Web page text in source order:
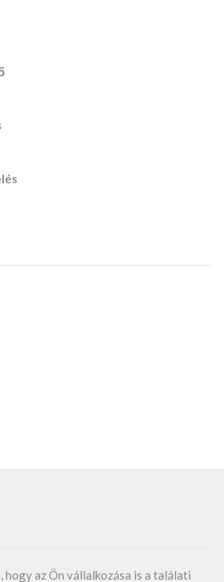
az Ön vállalkozása is a találati